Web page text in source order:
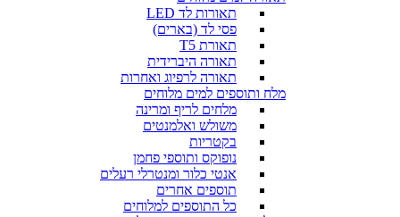
תאורות לד LED
פסי לד (בארים)
תאורת T5
תאורה היברידית
תאורה לרפיוג ואחרות
מלח ותוספים למים מלוחים
מלחים לריף ומרינה
משולש ואלמנטים
בקטריות
נופוקס ותוספי פחמן
אנטי כלור ומנטרלי רעלים
תוספים אחרים
כל התוספים למלוחים